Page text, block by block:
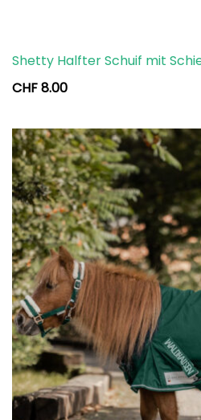
Shetty Halfter Schuif mit
CHF8.00